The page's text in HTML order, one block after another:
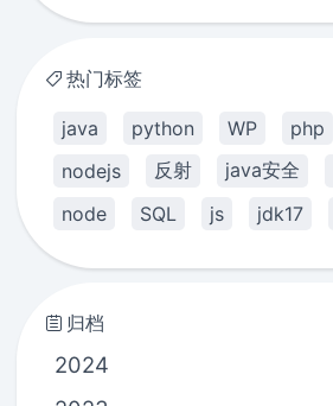
热门标签
java python WP php
nodejs
反射 java安全
node
SQL js jdk17
归档
2024